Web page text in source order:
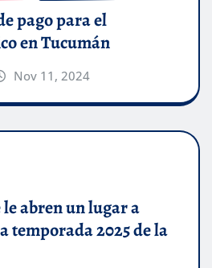
pago para el
en Tucumán
Nov 11, 2024
le abren un lugar a
temporada 2025 de la